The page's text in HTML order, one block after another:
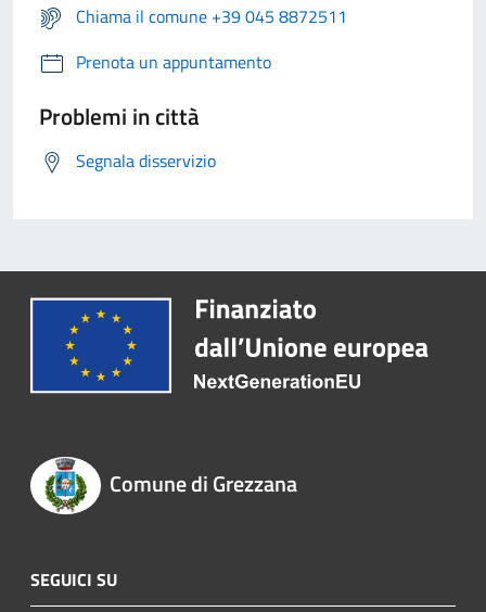
Chiama il comune +39 045 8872511
Prenota un appuntamento
Problemi in città
Segnala disservizio
Comune di Grezzana
SEGUICI SU